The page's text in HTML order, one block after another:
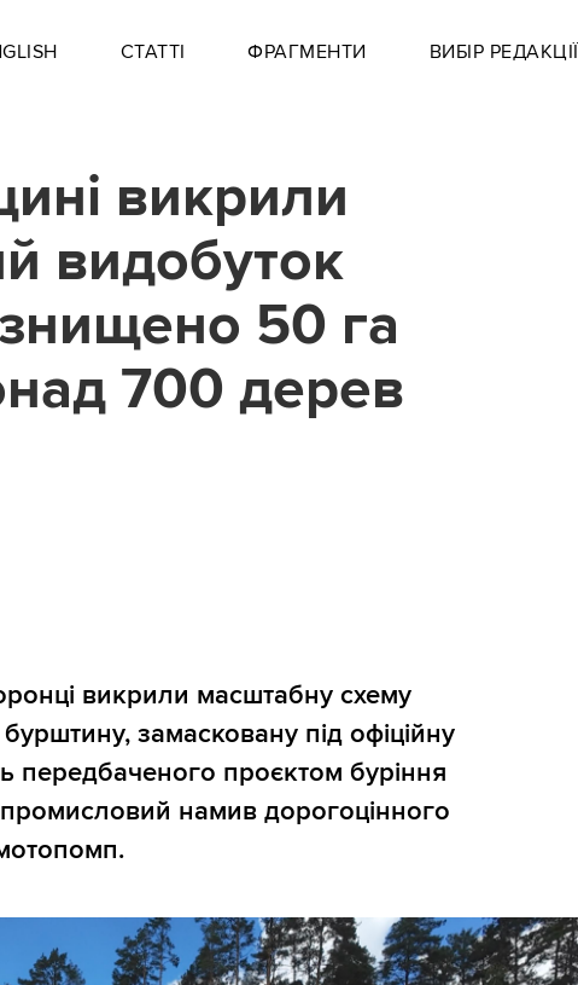
СТАТТІ ФРАГМЕНТИ ВИБІР РЕДАКЦІЇ
викрили
видобуток
50 га
700 дерев
викрили масштабну схему
замасковану під офіційну
передбаченого проєктом буріння
намив дорогоцінного